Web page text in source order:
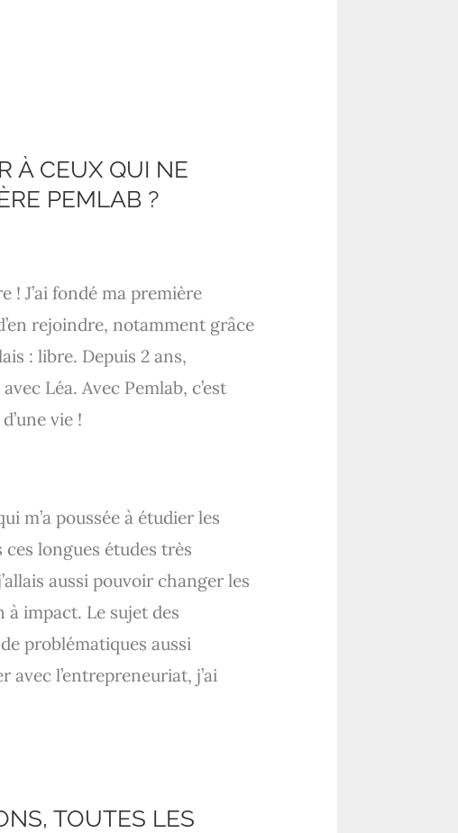
À CEUX QUI NE
PEMLAB ?
! J’ai fondé ma première
rejoindre, notamment grâce
: libre. Depuis 2 ans,
Léa. Avec Pemlab, c’est
vie !
m’a poussée à étudier les
longues études très
aussi pouvoir changer les
impact. Le sujet des
problématiques aussi
avec l’entrepreneuriat, j’ai
TOUTES LES